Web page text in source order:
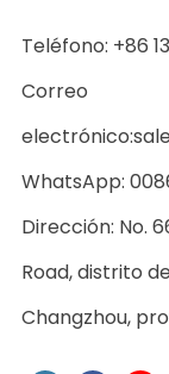
Teléfono: +86
Correo
electrónico:
WhatsApp:
Dirección: No.
Road, distrito
Changzhou,